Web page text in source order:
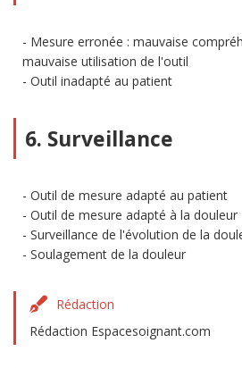
Mesure erronée : mauvaise
mauvaise utilisation de l'outil
Outil inadapté au patient
6. Surveillance
Outil de mesure adapté au patient
Outil de mesure adapté à la douleur
Surveillance de l'évolution de la
Soulagement de la douleur
Rédaction
Rédaction Espacesoignant.com